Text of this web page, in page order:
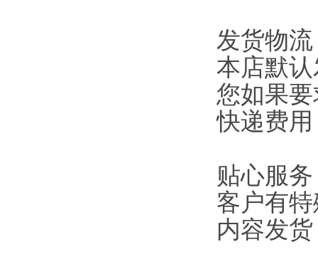
发货物流
本店默
您如果
快递费用
贴心服务
客户有
内容发货